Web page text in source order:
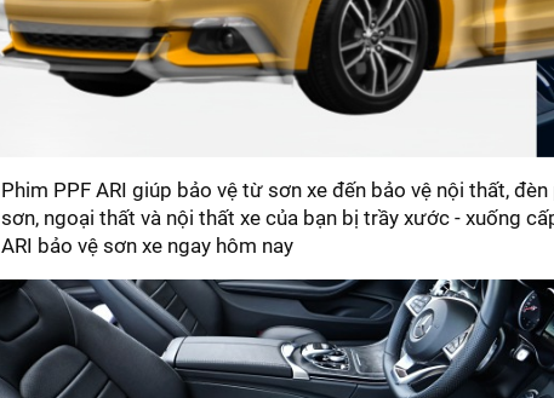
Phim PPF ARI giúp bảo vệ từ sơn xe đến bảo vệ nội thất,
sơn, ngoại thất và nội thất xe của bạn bị trầy xước - xuống
ARI bảo vệ sơn xe ngay hôm nay